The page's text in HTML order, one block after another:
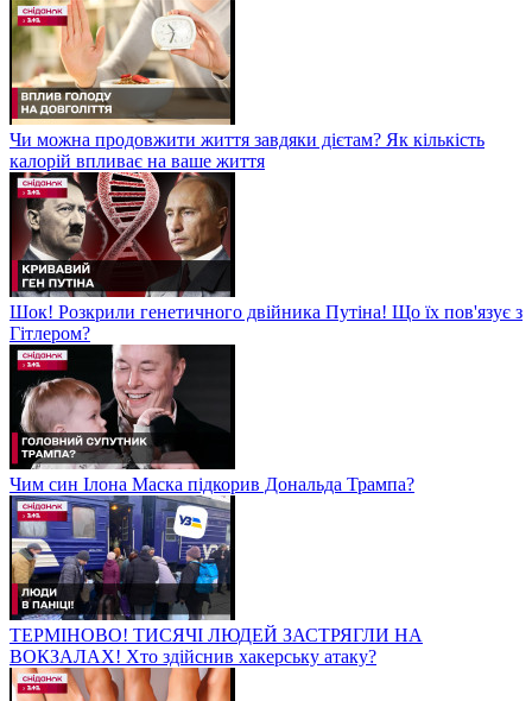
Чи можна продовжити життя завдяки дієтам? Як кількість
калорій впливає на ваше життя
Шок! Розкрили генетичного двійника Путіна! Що їх пов'язує з
Гітлером?
Чим син Ілона Маска підкорив Дональда Трампа?
ТЕРМІНОВО! ТИСЯЧІ ЛЮДЕЙ ЗАСТРЯГЛИ НА
ВОКЗАЛАХ! Хто здійснив хакерську атаку?